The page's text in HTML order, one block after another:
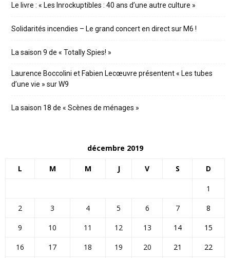
Le livre : « Les Inrockuptibles : 40 ans d’une autre culture »
Solidarités incendies – Le grand concert en direct sur M6 !
La saison 9 de « Totally Spies! »
Laurence Boccolini et Fabien Lecœuvre présentent « Les tubes
d’une vie » sur W9
La saison 18 de « Scènes de ménages »
décembre 2019
L M M J V S D
1
2
3 4 5 6 7
8
9
10 11 12 13 14
15
16
17 18 19 20 21
22